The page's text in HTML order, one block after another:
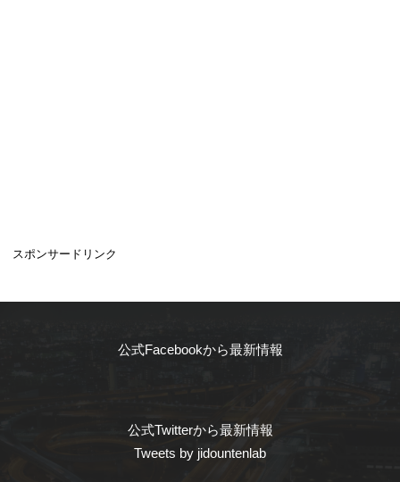
スポンサードリンク
公式Facebookから最新情報
公式Twitterから最新情報
Tweets by jidountenlab